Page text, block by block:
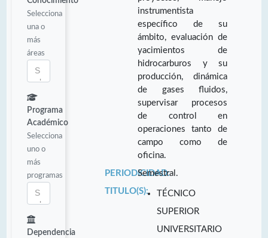
Selecciona
una o
más
áreas
Programa
Académico
Selecciona
uno o
más
programas
Dependencia
instrumentista
específico de su
ámbito, evaluación de
yacimientos de
hidrocarburos y su
producción, dinámica
de gases fluidos,
supervisar procesos
de control en
operaciones tanto de
campo como de
oficina.
PERIODICIDAD:
Semestral.
TITULO(S):
TÉCNICO
SUPERIOR
UNIVERSITARIO